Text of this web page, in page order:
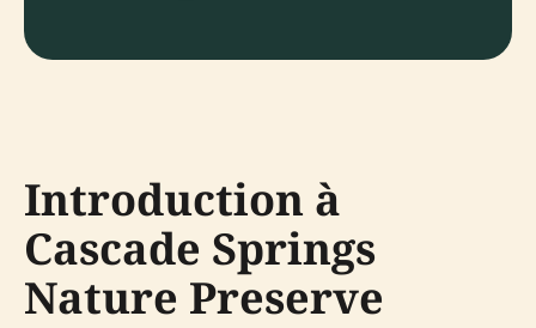
Introduction à
Cascade Springs
Nature Preserve